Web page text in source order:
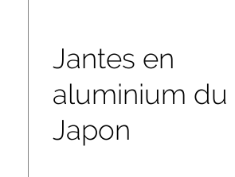
Jantes en
aluminium du
Japon